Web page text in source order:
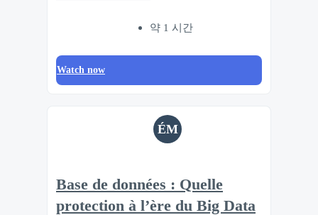
약 1 시간
Watch now
ÉM
Base de données : Quelle
protection à l’ère du Big Data